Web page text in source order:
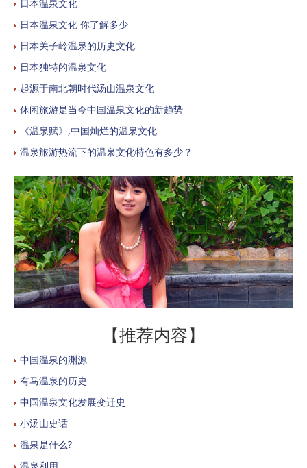
日本温泉文化​
日本温泉文化 你了解多少
日本关子岭温泉的历史文化
日本独特的温泉文化
起源于南北朝时代汤山温泉文化
休闲旅游是当今中国温泉文化的新趋势
《温泉赋》,中国灿烂的温泉文化
温泉旅游热流下的温泉文化特色有多少？
【推荐内容】
中国温泉的渊源
有马温泉的历史
中国温泉文化发展变迁史
小汤山史话
温泉是什么?